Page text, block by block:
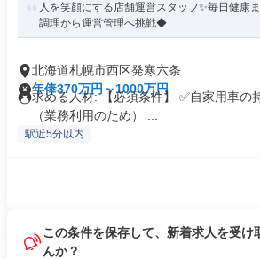
人を笑顔にする店舗運営スタッフ✨毎日健康
調理から運営管理へ挑戦◆
北海道札幌市西区発寒六条
年俸370万円～1000万円
求める人材: 【必須条件】 ✅️自家用車の
（業務利用のため） ...
駅近5分以内
この条件を保存して、新着求人を受け
んか？